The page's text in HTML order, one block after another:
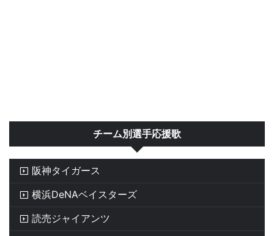
チーム別選手応援歌
阪神タイガース
横浜DeNAベイスターズ
読売ジャイアンツ